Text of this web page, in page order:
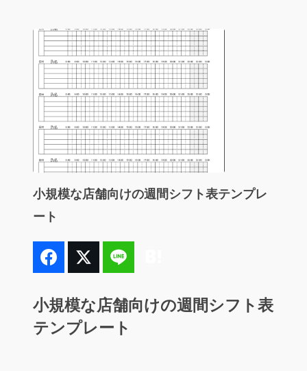
小規模な店舗向けの週間シフト表テンプレ
ート
小規模な店舗向けの週間シフト表
テンプレート